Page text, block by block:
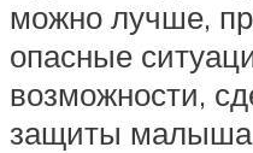
можно лучше,
опасные
возможности,
защиты